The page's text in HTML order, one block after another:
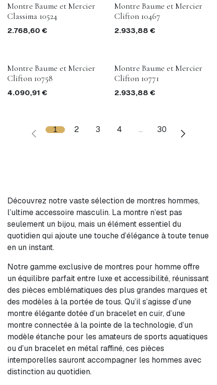
Montre Baume et Mercier
Classima 10524
2.768,60 €
Montre Baume et Mercier
Clifton 10467
2.933,88 €
Montre Baume et Mercier
Clifton 10758
4.090,91 €
Montre Baume et Mercier
Clifton 10771
2.933,88 €
1 2 3 4 … 30
Découvrez notre vaste sélection de montres hommes,
l’ultime accessoire masculin. La montre n’est pas
seulement un bijou, mais un élément essentiel du
quotidien qui ajoute une touche d’élégance à toute tenue
en un instant.
Notre gamme exclusive de montres pour homme offre
un équilibre parfait entre luxe et accessibilité, réunissant
des pièces emblématiques des plus grandes marques et
des modèles à la portée de tous. Qu’il s’agisse d’une
montre élégante dotée d’un bracelet en cuir, d’une
montre connectée à la pointe de la technologie, d’un
modèle étanche pour les amateurs de sports aquatiques
ou d’un bracelet en métal raffiné, ces pièces
intemporelles sauront accompagner les hommes avec
distinction au quotidien.